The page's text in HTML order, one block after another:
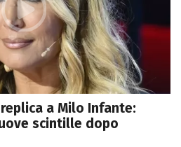
a Milo Infante:
scintille dopo